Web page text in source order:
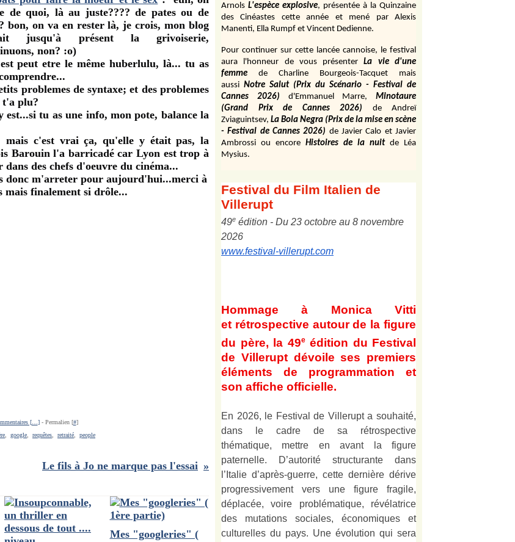
de quoi, là au juste???? de pates ou de
bon, on va en rester là, je crois, mon blog
jusqu'à présent la grivoiserie,
non? :o)
peut etre le même huberlulu, là... tu as
problemes de syntaxe; et des problemes
t'a plu?
tu as une info, mon pote, balance la
mais c'est vrai ça, qu'elle y était pas, la
Barouin l'a barricadé car Lyon est trop à
des chefs d'oeuvre du cinéma...
donc m'arreter pour aujourd'hui...merci à
mais finalement si drôle...
[… ]- Permalien [#]
google requêtes retraité people
Le fils à Jo ne marque pas l'essai
Mes "googleries" (
Arnols L'espèce explosive, présentée à la Quinzaine
des Cinéastes cette année et mené par Alexis
Manenti, Ella Rumpf et Vincent Dedienne.
Pour continuer sur cette lancée cannoise, le festival
aura l'honneur de vous présenter
La vie d'une
femme
de Charline Bourgeois-Tacquet
mais
aussi Notre Salut (Prix du Scénario - Festival de
Cannes 2026)
d'Emmanuel Marre,
Minotaure
(Grand Prix de Cannes 2026)
de Andreï
Zviaguintsev, La Bola Negra (Prix de la mise en scène
- Festival de Cannes 2026) de Javier Calo et Javier
Ambrossi ou encore Histoires de la nuit de Léa
Mysius.
Festival du Film Italien de
Villerupt
49e édition - Du 23 octobre au 8 novembre
2026
www.festival-villerupt.com
Hommage à Monica Vitti
et rétrospective autour de la figure
du père, la 49e édition du Festival
de Villerupt dévoile ses premiers
éléments de programmation et
son affiche officielle.
En 2026, le Festival de Villerupt a souhaité,
dans le cadre de sa rétrospective
thématique, mettre en avant la figure
paternelle. D’autorité structurante dans
l’Italie d’après-guerre, cette dernière dérive
progressivement vers une figure fragile,
déplacée, voire problématique, révélatrice
des mutations sociales, économiques et
culturelles du pays. Une évolution qui sera